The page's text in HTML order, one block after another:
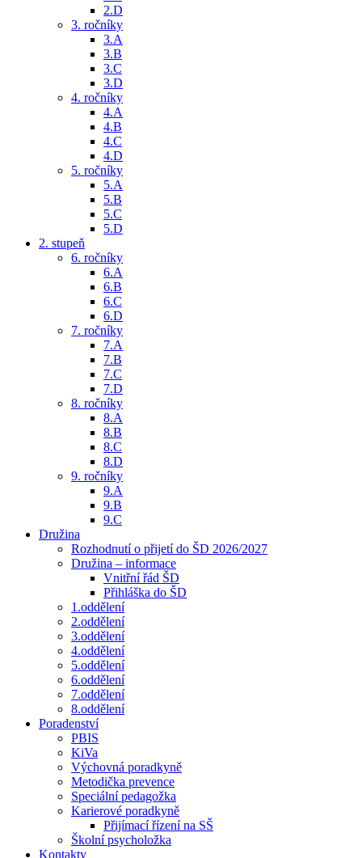
2.D
3. ročníky
3.A
3.B
3.C
3.D
4. ročníky
4.A
4.B
4.C
4.D
5. ročníky
5.A
5.B
5.C
5.D
2. stupeň
6. ročníky
6.A
6.B
6.C
6.D
7. ročníky
7.A
7.B
7.C
7.D
8. ročníky
8.A
8.B
8.C
8.D
9. ročníky
9.A
9.B
9.C
Družina
Rozhodnutí o přijetí do ŠD 2026/2027
Družina – informace
Vnitřní řád ŠD
Přihláška do ŠD
1.oddělení
2.oddělení
3.oddělení
4.oddělení
5.oddělení
6.oddělení
7.oddělení
8.oddělení
Poradenství
PBIS
KiVa
Výchovná poradkyně
Metodička prevence
Speciální pedagožka
Karierové poradkyně
Přijímací řízení na SŠ
Školní psycholožka
Kontakty